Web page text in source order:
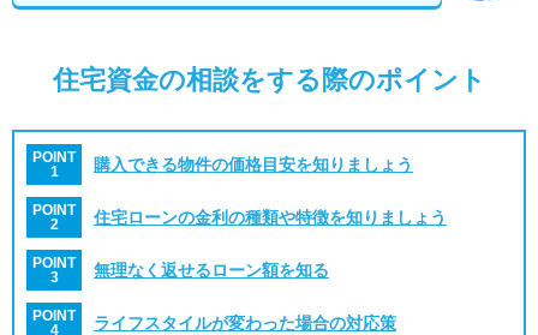
住宅資金の相談をする際のポイント
POINT
1
購入できる物件の価格目安を知りましょう
POINT
2
住宅ローンの金利の種類や特徴を知りましょう
POINT
3
無理なく返せるローン額を知る
POINT
4
ライフスタイルが変わった場合の対応策